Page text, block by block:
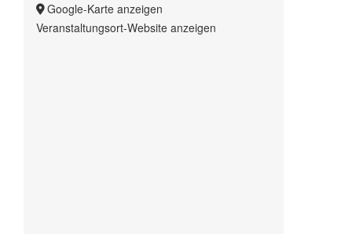
Google-Karte anzeigen
Veranstaltungsort-Website anzeigen